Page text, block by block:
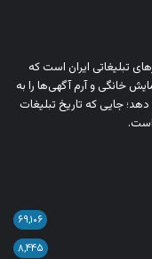
تبلیغاتی ایران است که
خانگی و آرم‌ آگهی‌ها را به‌
جایی که تاریخ تبلیغات
۶۹,۱۰۶
۸,۴۴۵